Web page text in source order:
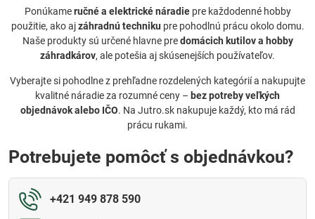
Ponúkameručné a elektrické náradiepre každodenné hobby
použitie, ako ajzáhradnú techniku pre pohodlnú prácu okolo domu.
Naše produkty sú určené hlavne predomácich kutilov a hobby
záhradkárov, ale potešia aj skúsenejších používateľov.
Vyberajte si pohodlne z prehľadne rozdelených kategórií a nakupujte
kvalitné náradie za rozumné ceny – bez potreby veľkých
objednávok alebo IČO. Na Jutro.sk nakupuje každý, kto má rád
prácu rukami.
Potrebujete pomôcť s objednávkou?
+421 949 878 590